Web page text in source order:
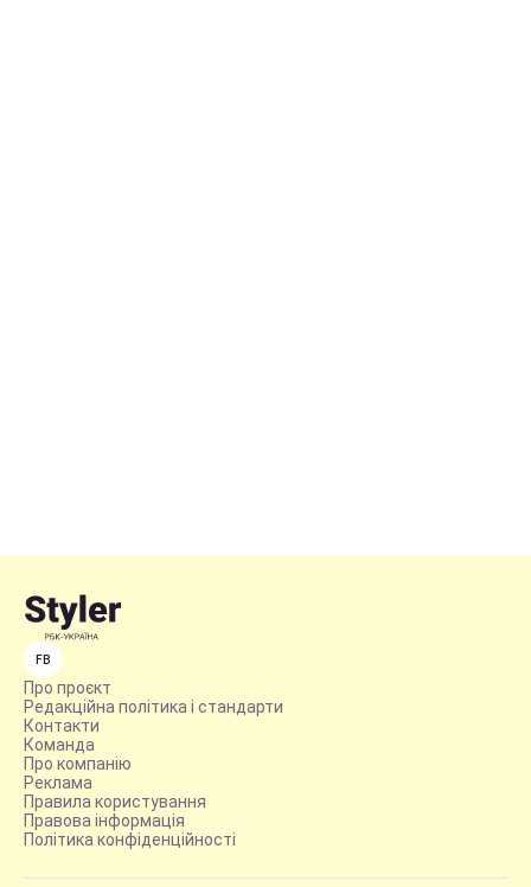
FB
Про проєкт
Редакційна політика і стандарти
Контакти
Команда
Про компанію
Реклама
Правила користування
Правова інформація
Політика конфіденційності